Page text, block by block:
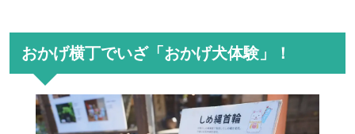
おかげ横丁でいざ「おかげ犬体験」！